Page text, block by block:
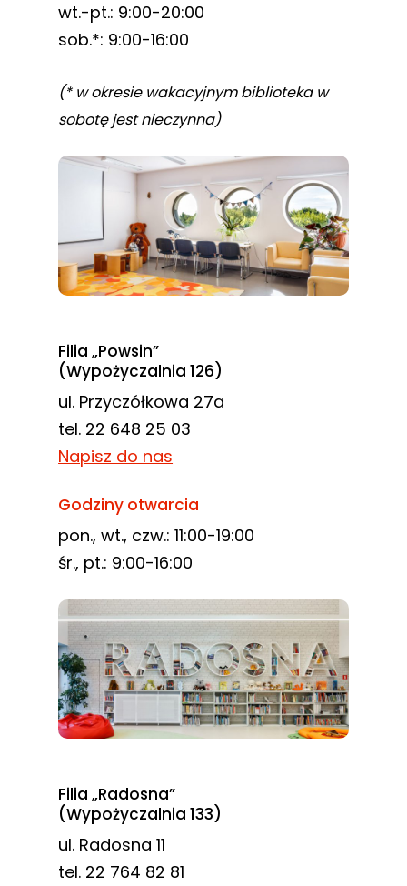
wt.-pt.: 9:00-20:00
sob.*: 9:00-16:00
(* w okresie wakacyjnym biblioteka w
sobotę jest nieczynna)
Filia „Powsin”
(Wypożyczalnia 126)
ul. Przyczółkowa 27a
tel. 22 648 25 03
Napisz do nas
Godziny otwarcia
pon., wt., czw.: 11:00-19:00
śr., pt.: 9:00-16:00
Filia „Radosna”
(Wypożyczalnia 133)
ul. Radosna 11
tel. 22 764 82 81